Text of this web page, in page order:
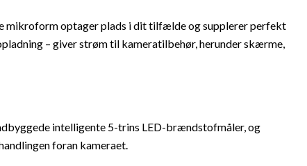
mikroform optager plads i dit tilfælde og supplerer perfekt
– giver strøm til kameratilbehør, herunder skærme,
intelligente 5-trins LED-brændstofmåler, og
foran kameraet.